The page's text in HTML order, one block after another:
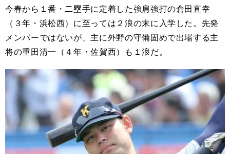
今春から１番・二塁手に定着した強肩強打の倉田直幸
（３年・浜松西）に至っては２浪の末に入学した。先発
メンバーではないが、主に外野の守備固めで出場する主
将の重田清一（４年・佐賀西）も１浪だ。